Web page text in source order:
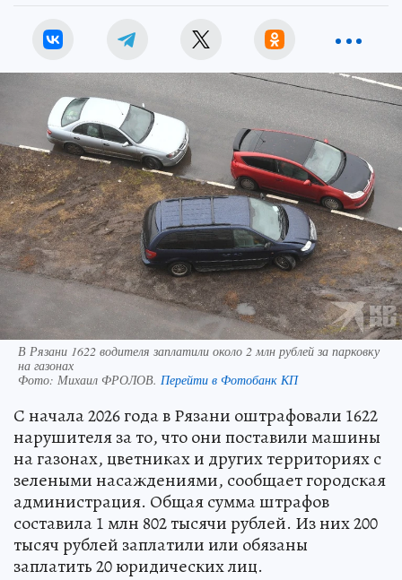
В Рязани 1622 водителя заплатили около 2 млн рублей за парковку
на газонах
Фото: Михаил ФРОЛОВ. Перейти в Фотобанк КП
С начала 2026 года в Рязани оштрафовали 1622
нарушителя за то, что они поставили машины
на газонах, цветниках и других территориях с
зелеными насаждениями, сообщает городская
администрация. Общая сумма штрафов
составила 1 млн 802 тысячи рублей. Из них 200
тысяч рублей заплатили или обязаны
заплатить 20 юридических лиц.